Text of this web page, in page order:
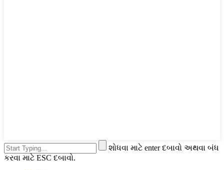
શોધવા માટે enter દબાવો અથવા બંધ
કરવા માટે ESC દબાવો.